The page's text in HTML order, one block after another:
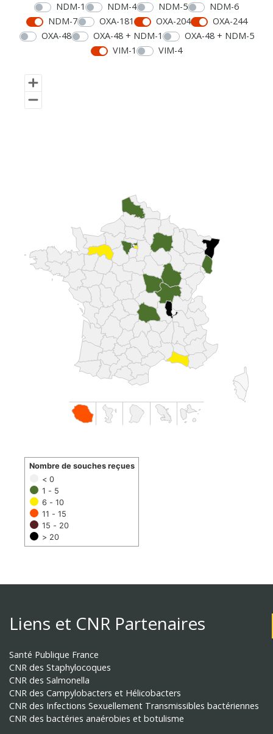
NDM-1
NDM-4 NDM-5
NDM-6
NDM-7
OXA-181 OXA-204
OXA-244
OXA-48
OXA-48 + NDM-1
OXA-48 + NDM-5
VIM-1
VIM-4
< 0
1 - 5
6 - 10
11 - 15
15 - 20
> 20
Nombre de souches reçues
Liens et CNR Partenaires
Santé Publique France
CNR des Staphylocoques
CNR des Salmonella
CNR des Campylobacters et Hélicobacters
CNR des Infections Sexuellement Transmissibles bactériennes
CNR des bactéries anaérobies et botulisme